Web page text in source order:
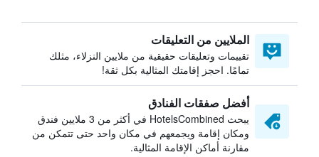
الملايين من التعليقات
تقييمات وتعليقات حقيقية من ملايين النزلاء، مثلك
تمامًا. احجز إقامتك المثالية بكل ثقة!
أفضل صفقات الفنادق
يبحث HotelsCombined في أكثر من 3 ملايين فندق
ومكان إقامة ويجمعهم في مكان واحد حتى تتمكن من
مقارنة أماكن الإقامة المثالية.